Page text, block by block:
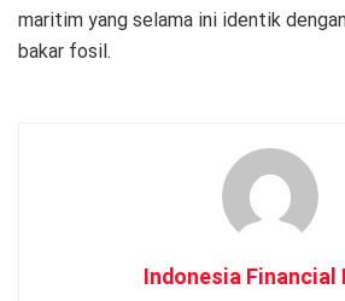
maritim yang selama ini identik
bakar fosil.
Indonesia Financial